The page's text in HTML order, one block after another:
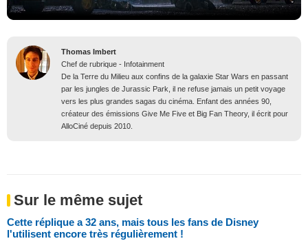
Thomas Imbert
Chef de rubrique - Infotainment
De la Terre du Milieu aux confins de la galaxie Star Wars en passant
par les jungles de Jurassic Park, il ne refuse jamais un petit voyage
vers les plus grandes sagas du cinéma. Enfant des années 90,
créateur des émissions Give Me Five et Big Fan Theory, il écrit pour
AlloCiné depuis 2010.
Sur le même sujet
Cette réplique a 32 ans, mais tous les fans de Disney
l'utilisent encore très régulièrement !